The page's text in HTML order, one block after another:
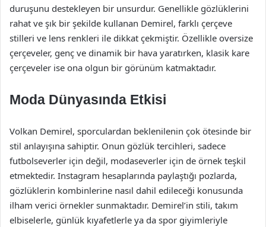
duruşunu destekleyen bir unsurdur. Genellikle gözlüklerini
rahat ve şık bir şekilde kullanan Demirel, farklı çerçeve
stilleri ve lens renkleri ile dikkat çekmiştir. Özellikle oversize
çerçeveler, genç ve dinamik bir hava yaratırken, klasik kare
çerçeveler ise ona olgun bir görünüm katmaktadır.
Moda Dünyasında Etkisi
Volkan Demirel, sporculardan beklenilenin çok ötesinde bir
stil anlayışına sahiptir. Onun gözlük tercihleri, sadece
futbolseverler için değil, modaseverler için de örnek teşkil
etmektedir. Instagram hesaplarında paylaştığı pozlarda,
gözlüklerin kombinlerine nasıl dahil edileceği konusunda
ilham verici örnekler sunmaktadır. Demirel’in stili, takım
elbiselerle, günlük kıyafetlerle ya da spor giyimleriyle